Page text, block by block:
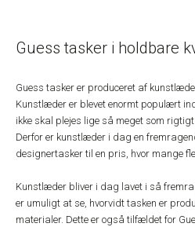
Guess tasker i holdbare
Guess tasker er produceret af
Kunstlæder er blevet enormt populært
ikke skal plejes lige så meget som
Derfor er kunstlæder i dag en
designertasker til en pris, hvor mange
Kunstlæder bliver i dag lavet i så
er umuligt at se, hvorvidt tasken er
materialer. Dette er også tilfældet for